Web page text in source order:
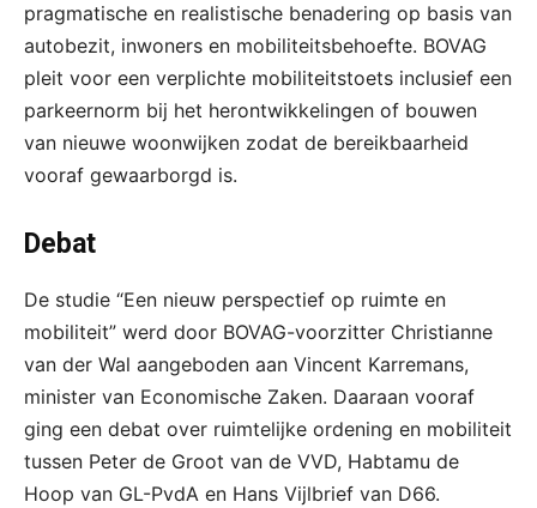
pragmatische en realistische benadering op basis van
autobezit, inwoners en mobiliteitsbehoefte. BOVAG
pleit voor een verplichte mobiliteitstoets inclusief een
parkeernorm bij het herontwikkelingen of bouwen
van nieuwe woonwijken zodat de bereikbaarheid
vooraf gewaarborgd is.
Debat
De studie “Een nieuw perspectief op ruimte en
mobiliteit” werd door BOVAG-voorzitter Christianne
van der Wal aangeboden aan Vincent Karremans,
minister van Economische Zaken. Daaraan vooraf
ging een debat over ruimtelijke ordening en mobiliteit
tussen Peter de Groot van de VVD, Habtamu de
Hoop van GL-PvdA en Hans Vijlbrief van D66.